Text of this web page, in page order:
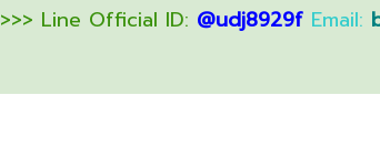
>>> Line Official ID: @udj8929f Email: